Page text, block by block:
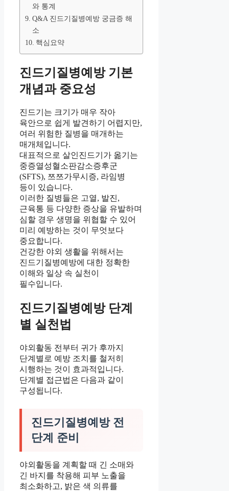
와 통계
Q&A 진드기질병예방 궁금증 해
소
핵심요약
진드기질병예방 기본
개념과 중요성
진드기는 크기가 매우 작아
육안으로 쉽게 발견하기 어렵지만,
여러 위험한 질병을 매개하는
매개체입니다.
대표적으로 살인진드기가 옮기는
중증열성혈소판감소증후군
(SFTS), 쯔쯔가무시증, 라임병
등이 있습니다.
이러한 질병들은 고열, 발진,
근육통 등 다양한 증상을 유발하며
심할 경우 생명을 위협할 수 있어
미리 예방하는 것이 무엇보다
중요합니다.
건강한 야외 생활을 위해서는
진드기질병예방에 대한 정확한
이해와 일상 속 실천이
필수입니다.
진드기질병예방 단계
별 실천법
야외활동 전부터 귀가 후까지
단계별로 예방 조치를 철저히
시행하는 것이 효과적입니다.
단계별 접근법은 다음과 같이
구성됩니다.
진드기질병예방 전
단계 준비
야외활동을 계획할 때 긴 소매와
긴 바지를 착용해 피부 노출을
최소화하고, 밝은 색 의류를